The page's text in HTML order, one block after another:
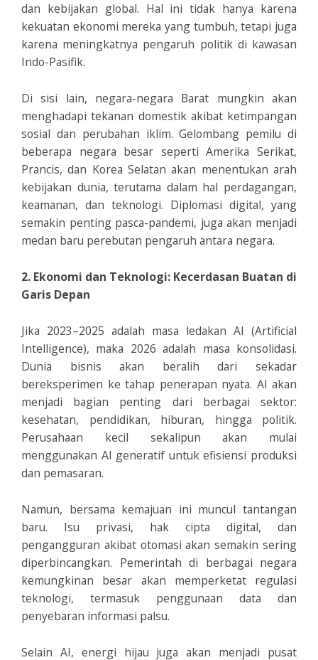
dan kebijakan global. Hal ini tidak hanya karena
kekuatan ekonomi mereka yang tumbuh, tetapi juga
karena meningkatnya pengaruh politik di kawasan
Indo-Pasifik.
Di sisi lain, negara-negara Barat mungkin akan
menghadapi tekanan domestik akibat ketimpangan
sosial dan perubahan iklim. Gelombang pemilu di
beberapa negara besar seperti Amerika Serikat,
Prancis, dan Korea Selatan akan menentukan arah
kebijakan dunia, terutama dalam hal perdagangan,
keamanan, dan teknologi. Diplomasi digital, yang
semakin penting pasca-pandemi, juga akan menjadi
medan baru perebutan pengaruh antara negara.
2. Ekonomi dan Teknologi: Kecerdasan Buatan di
Garis Depan
Jika 2023–2025 adalah masa ledakan AI (Artificial
Intelligence), maka 2026 adalah masa konsolidasi.
Dunia bisnis akan beralih dari sekadar
bereksperimen ke tahap penerapan nyata. AI akan
menjadi bagian penting dari berbagai sektor:
kesehatan, pendidikan, hiburan, hingga politik.
Perusahaan kecil sekalipun akan mulai
menggunakan AI generatif untuk efisiensi produksi
dan pemasaran.
Namun, bersama kemajuan ini muncul tantangan
baru. Isu privasi, hak cipta digital, dan
pengangguran akibat otomasi akan semakin sering
diperbincangkan. Pemerintah di berbagai negara
kemungkinan besar akan memperketat regulasi
teknologi, termasuk penggunaan data dan
penyebaran informasi palsu.
Selain AI, energi hijau juga akan menjadi pusat